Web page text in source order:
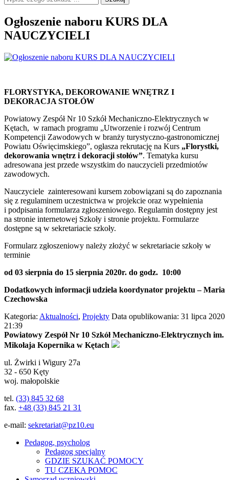
Ogłoszenie naboru KURS DLA
NAUCZYCIELI
FLORYSTYKA, DEKOROWANIE WNĘTRZ I
DEKORACJA STOŁÓW
Powiatowy Zespół Nr 10 Szkół Mechaniczno-Elektrycznych w
Kętach, w ramach programu „Utworzenie i rozwój Centrum
Kompetencji Zawodowych w branży turystyczno-gastronomicznej
Powiatu Oświęcimskiego”, ogłasza rekrutację na Kurs „Florystki,
dekorowania wnętrz i dekoracji stołów”. Tematyka kursu
adresowana jest przede wszystkim do nauczycieli przedmiotów
zawodowych.
Nauczyciele zainteresowani kursem zobowiązani są do zapoznania
się z regulaminem uczestnictwa w projekcie oraz wypełnienia
i podpisania formularza zgłoszeniowego. Regulamin dostępny jest
na stronie internetowej Szkoły i stronie projektu. Formularze
dostępne są w sekretariacie szkoły.
Formularz zgłoszeniowy należy złożyć w sekretariacie szkoły w
terminie
od 03 sierpnia do 15 sierpnia 2020r. do godz. 10:00
Dodatkowych informacji udziela koordynator projektu – Maria
Czechowska
Kategoria: Aktualności, Projekty Data opublikowania: 31 lipca 2020
21:39
Powiatowy Zespół Nr 10 Szkół Mechaniczno-Elektrycznych im.
Mikołaja Kopernika w Kętach
ul. Żwirki i Wigury 27a
32 - 650 Kęty
woj. małopolskie
tel. (33) 845 32 68
fax. +48 (33) 845 21 31
e-mail: sekretariat@pz10.eu
Pedagog, psycholog
Pedagog specjalny
GDZIE SZUKAĆ POMOCY
TU CZEKA POMOC